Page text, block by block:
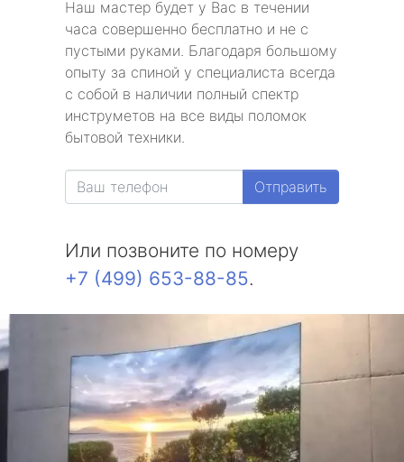
Наш мастер будет у Вас в течении
часа совершенно бесплатно и не с
пустыми руками. Благодаря большому
опыту за спиной у специалиста всегда
с собой в наличии полный спектр
инструметов на все виды поломок
бытовой техники.
Отправить
Или позвоните по номеру
+7 (499) 653-88-85.